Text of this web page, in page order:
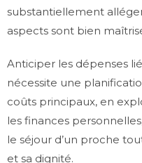
substantiellement
aspects sont bien
Anticiper les dépenses
nécessite une
coûts principaux, en
les finances
le séjour d’un proche
et sa dignité.